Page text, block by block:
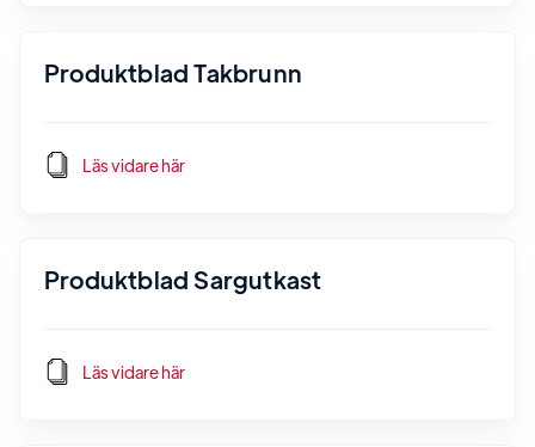
Produktblad Takbrunn
Läs vidare här
Produktblad Sargutkast
Läs vidare här